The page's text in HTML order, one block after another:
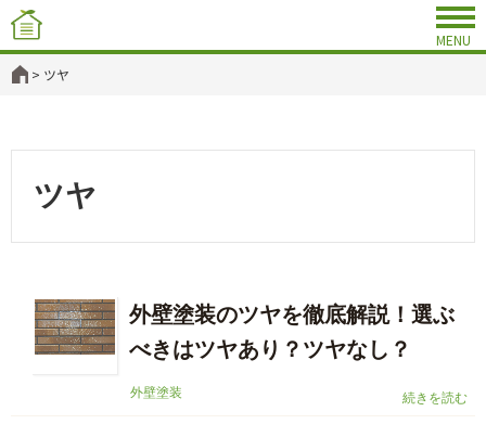
ツヤ
ツヤ
外壁塗装のツヤを徹底解説！選ぶ
べきはツヤあり？ツヤなし？
続きを読む
外壁塗装